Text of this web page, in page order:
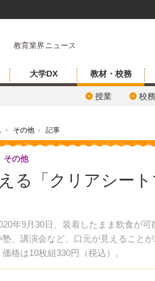
教育業界ニュース
大学DX 教材・校務
授業 校務
› その他 › 記事
る「クリアシー
年9月30日、装着したまま飲食が
、講演会など、口元が見えること
格は10枚組330円（税込）。
その他